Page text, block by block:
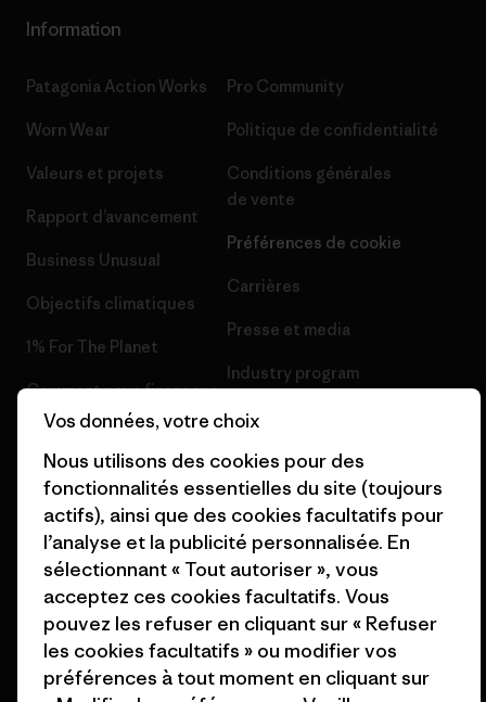
Information
Patagonia Action Works
Worn Wear
Valeurs et projets
Rapport d’avancement
Business Unusual
Objectifs climatiques
1% For The Planet
Comment nous finançons
Cartes cadeaux
Nos magasins
Pro Community
Politique de confidentialité
Conditions générales
de vente
Préférences de cookie
Carrières
Presse et media
Industry program
Programme d’affiliation
Patagonia Suisse Plan du site
© 2026 Patagonia, Inc. All Rights Reserved.
Vos données, votre choix
Nous utilisons des cookies pour des
fonctionnalités essentielles du site (toujours
actifs), ainsi que des cookies facultatifs pour
l’analyse et la publicité personnalisée. En
sélectionnant « Tout autoriser », vous
acceptez ces cookies facultatifs. Vous
pouvez les refuser en cliquant sur « Refuser
les cookies facultatifs » ou modifier vos
préférences à tout moment en cliquant sur